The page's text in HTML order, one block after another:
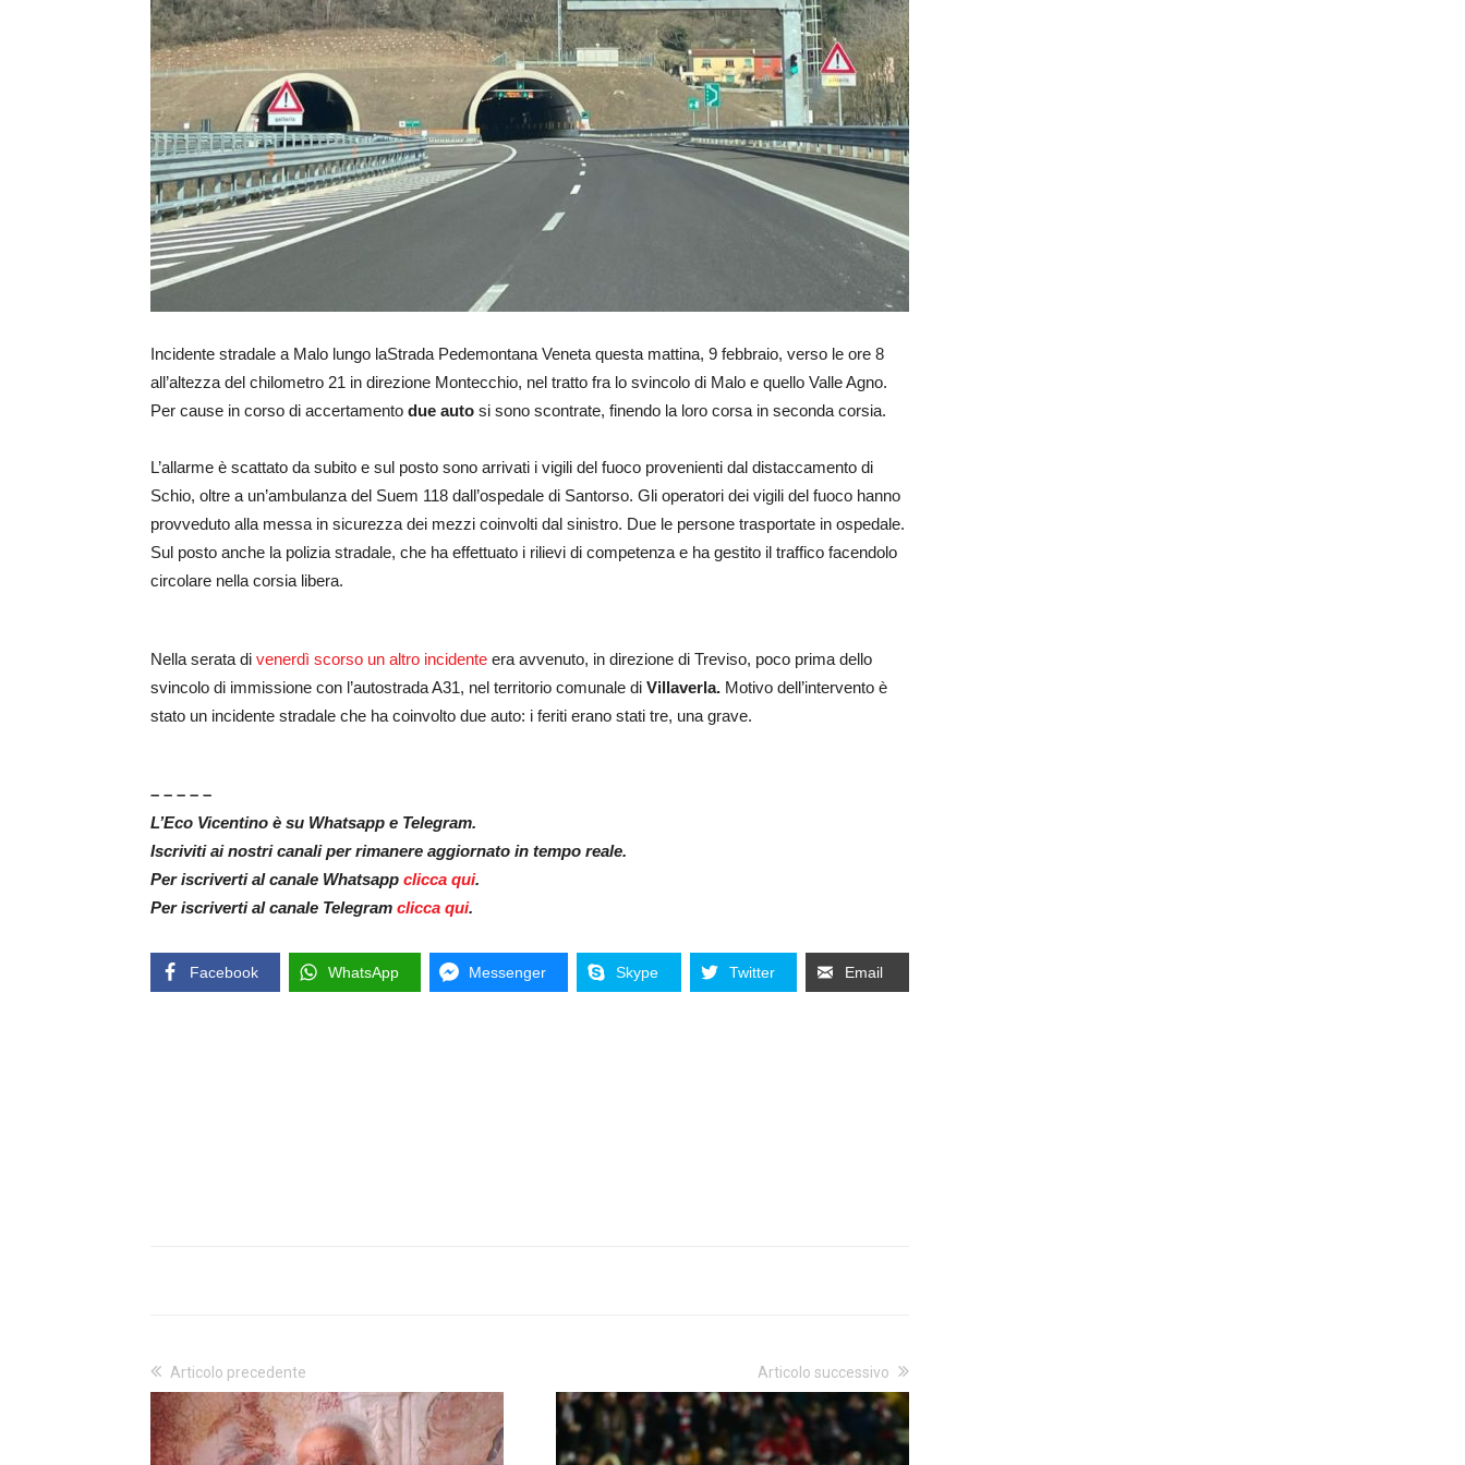
Incidente stradale a Malo lungo laStrada Pedemontana Veneta questa mattina, 9 febbraio, verso le ore 8
all’altezza del chilometro 21 in direzione Montecchio, nel tratto fra lo svincolo di Malo e quello Valle Agno.
Per cause in corso di accertamento due auto si sono scontrate, finendo la loro corsa in seconda corsia.
L’allarme è scattato da subito e sul posto sono arrivati i vigili del fuoco provenienti dal distaccamento di
Schio, oltre a un’ambulanza del Suem 118 dall’ospedale di Santorso. Gli operatori dei vigili del fuoco hanno
provveduto alla messa in sicurezza dei mezzi coinvolti dal sinistro. Due le persone trasportate in ospedale.
Sul posto anche la polizia stradale, che ha effettuato i rilievi di competenza e ha gestito il traffico facendolo
circolare nella corsia libera.
Nella serata di venerdì scorso un altro incidente era avvenuto, in direzione di Treviso, poco prima dello
svincolo di immissione con l’autostrada A31, nel territorio comunale di Villaverla. Motivo dell’intervento è
stato un incidente stradale che ha coinvolto due auto: i feriti erano stati tre, una grave.
– – – – –
L’Eco Vicentino è su Whatsapp e Telegram.
Iscriviti ai nostri canali per rimanere aggiornato in tempo reale.
Per iscriverti al canale Whatsapp clicca qui.
Per iscriverti al canale Telegram clicca qui.
Facebook WhatsApp Messenger Skype Twitter Email
Articolo precedente Articolo successivo